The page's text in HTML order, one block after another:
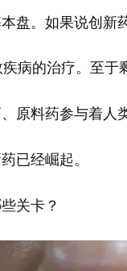
盘。如果说创
病的治疗。至于
原料药参与着人
已经崛起。
关卡？